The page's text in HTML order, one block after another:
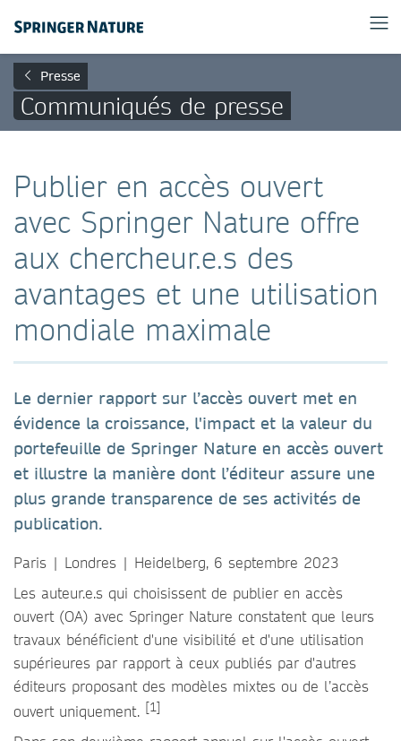
Presse
Communiqués de presse
Publier en accès ouvert
avec Springer Nature offre
aux chercheur.e.s des
avantages et une utilisation
mondiale maximale
Le dernier rapport sur l’accès ouvert met en
évidence la croissance, l'impact et la valeur du
portefeuille de Springer Nature en accès ouvert
et illustre la manière dont l’éditeur assure une
plus grande transparence de ses activités de
publication.
Paris | Londres | Heidelberg, 6 septembre 2023
Les auteur.e.s qui choisissent de publier en accès
ouvert (OA) avec Springer Nature constatent que leurs
travaux bénéficient d'une visibilité et d'une utilisation
supérieures par rapport à ceux publiés par d'autres
éditeurs proposant des modèles mixtes ou de l’accès
ouvert uniquement. [1]